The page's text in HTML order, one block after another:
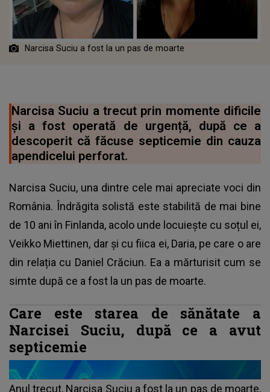
Narcisa Suciu a fost la un pas de moarte
Narcisa Suciu a trecut prin momente dificile
și a fost operată de urgență, după ce a
descoperit că făcuse septicemie din cauza
apendicelui perforat.
Narcisa Suciu, una dintre cele mai apreciate voci din
România. Îndrăgita solistă este stabilită de mai bine
de 10 ani în Finlanda, acolo unde locuiește cu soțul ei,
Veikko Miettinen, dar și cu fiica ei, Daria, pe care o are
din relația cu Daniel Crăciun. Ea a mărturisit cum se
simte după ce a fost la un pas de moarte.
Care este starea de sănătate a
Narcisei Suciu, după ce a avut
septicemie
Anul trecut, Narcisa Suciu a fost la un pas de moarte,